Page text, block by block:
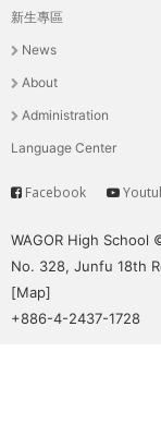
THE
PUTTING
YOU
ON
PATH
GLOBAL
CITIZENSHIP
主
選
單
新生專區
News
About
Administration
Language Center
Service
Facebook
WAGOR High School
No. 328, Junfu 18th
[Map]
+886-4-2437-1728